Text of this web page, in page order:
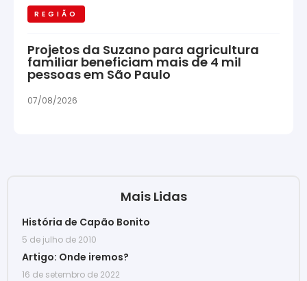
REGIÃO
Projetos da Suzano para agricultura
familiar beneficiam mais de 4 mil
pessoas em São Paulo
07/08/2026
Mais Lidas
História de Capão Bonito
5 de julho de 2010
Artigo: Onde iremos?
16 de setembro de 2022